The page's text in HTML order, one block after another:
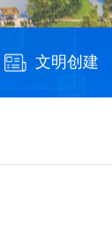
文明创建